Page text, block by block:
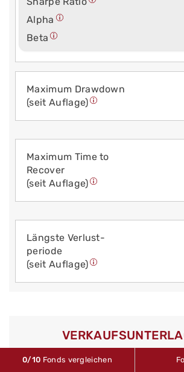
Alpha
Beta
Maximum Drawdown
(seit Auflage)
Maximum Time to
Recover
(seit Auflage)
Längste Verlust­
periode
(seit Auflage)
0/10 Fonds vergleichen